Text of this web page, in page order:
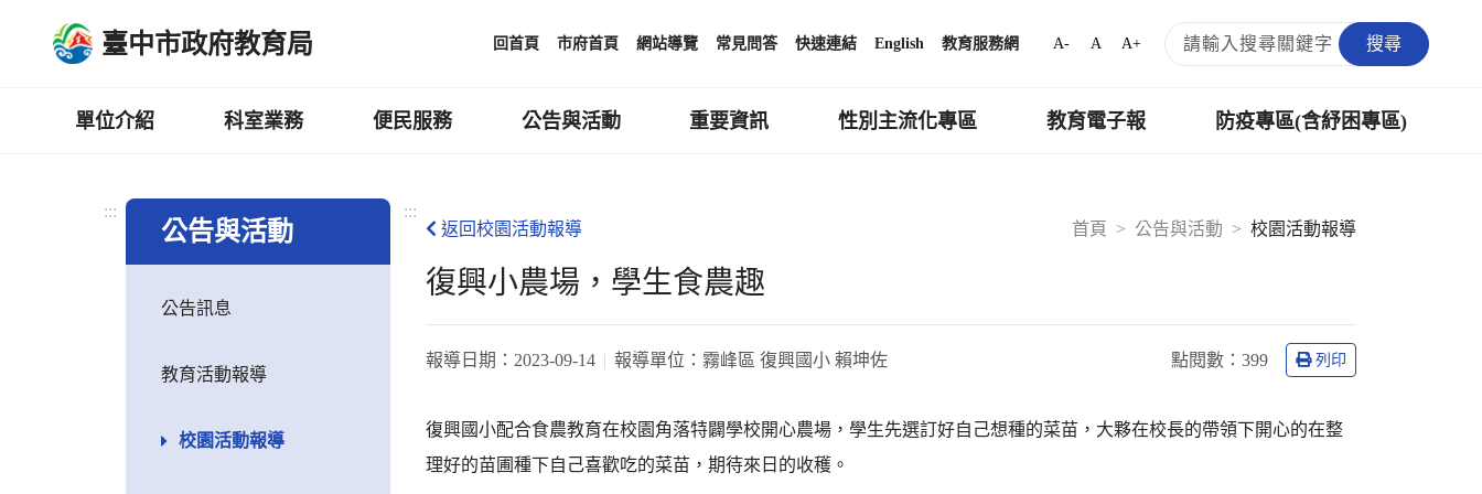
臺中市政府教育局 回首頁 市府首頁 網站導覽 常見問答 快速連結 English 教育服務網 A- A A+ 搜尋
單位介紹 科室業務 便民服務 公告與活動 重要資訊 性別主流化專區 教育電子報 防疫專區(含紓困專區)
:::
公告與活動
公告訊息
教育活動報導
校園活動報導
:::
首頁
公告與活動 校園活動報導
返回校園活動報導
復興小農場，學生食農趣
報導日期： 2023-09-14 報導單位： 霧峰區 復興國小 賴坤佐 點閱數： 399 列印
復興國小配合食農教育在校園角落特闢學校開心農場，學生先選訂好自己想種的菜苗，大夥在校長的帶領下開心的在整
理好的苗圃種下自己喜歡吃的菜苗，期待來日的收穫。